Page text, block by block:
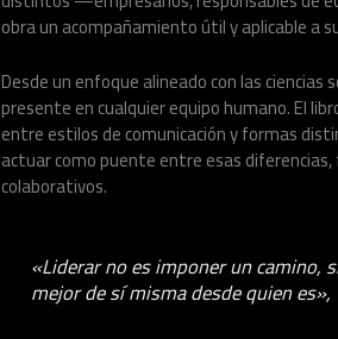
obra un acompañamiento útil y aplicable a
Desde un enfoque alineado con las ciencias
presente en cualquier equipo humano. El
entre estilos de comunicación y formas
actuar como puente entre esas
colaborativos.
«Liderar no es imponer un camino,
mejor de sí misma desde quien